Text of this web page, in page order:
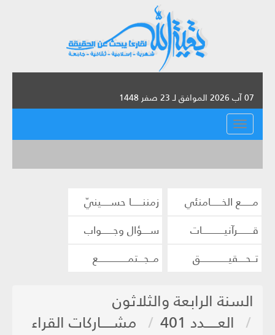
07 آب 2026 الموافق لـ 23 صفر 1448
القائمة
مــــــع الخــــــامنئي
زمننــــــا حســـــينيّ
قــــــــرآنيــــــــــــات
ســــؤال وجــــــواب
تــحــــقيـــــــــــــــق
مــجـــتمــــــــــــــــع
السنة الرابعة والثلاثون
العـــــدد 401
مشـــــاركات القراء